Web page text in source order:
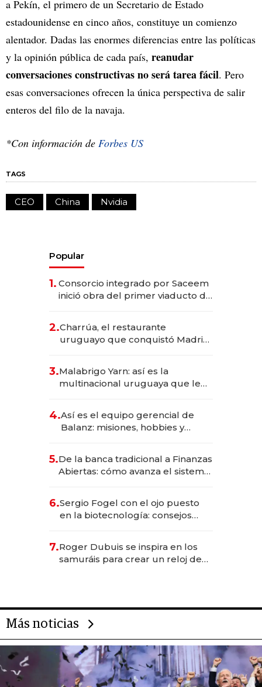
a Pekín, el primero de un Secretario de Estado
estadounidense en cinco años, constituye un comienzo
alentador. Dadas las enormes diferencias entre las políticas
y la opinión pública de cada país, reanudar
conversaciones constructivas no será tarea fácil. Pero
esas conversaciones ofrecen la única perspectiva de salir
enteros del filo de la navaja.
*Con información de Forbes US
TAGS
CEO China Nvidia
Popular
1. Consorcio integrado por Saceem
inició obra del primer viaducto de
millones
2.Charrúa, el restaurante
uruguayo que conquistó Madrid:
anticipación y prepara apertura
3.Malabrigo Yarn: así es la
multinacional uruguaya que le
4.Así es el equipo gerencial de
Balanz: misiones, hobbies y
5.De la banca tradicional a Finanzas
Abiertas: cómo avanza el sistema
6.Sergio Fogel con el ojo puesto
en la biotecnología: consejos
rol de la IA
7.Roger Dubuis se inspira en los
samuráis para crear un reloj de
Más noticias